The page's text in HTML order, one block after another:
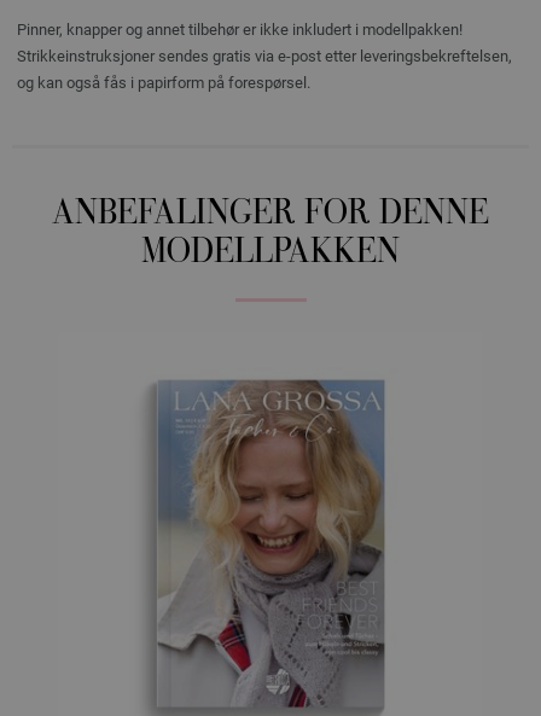
Pinner, knapper og annet tilbehør er ikke inkludert i modellpakken!
Strikkeinstruksjoner sendes gratis via e-post etter leveringsbekreftelsen,
og kan også fås i papirform på forespørsel.
ANBEFALINGER FOR DENNE
MODELLPAKKEN